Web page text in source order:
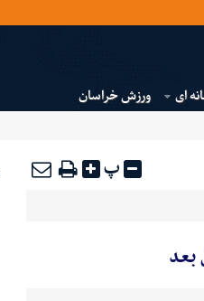
ای ورزش خراسان
پ
بعد